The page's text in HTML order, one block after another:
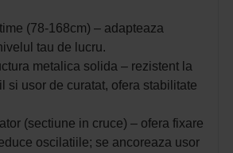
(78‑168cm) – adapteaza
tau de lucru.
metalica solida – rezistent la
si usor de curatat, ofera stabilitate
(sectiune in cruce) – ofera fixare
oscilatiile; se ancoreaza usor